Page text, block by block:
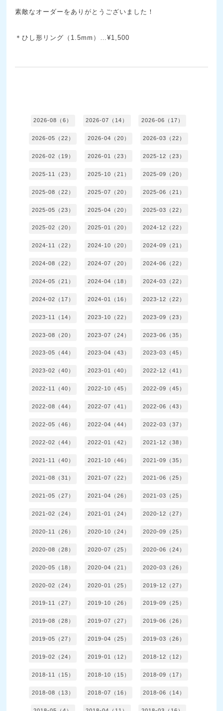
素敵なオーダーをありがとうございました！
＊ひし形リング（1.5mm）…¥1,500
2026-08（6） 2026-07（14） 2026-06（17）
2026-05（22） 2026-04（20） 2026-03（22）
2026-02（19） 2026-01（23） 2025-12（23）
2025-11（23） 2025-10（21） 2025-09（20）
2025-08（22） 2025-07（20） 2025-06（21）
2025-05（23） 2025-04（20） 2025-03（22）
2025-02（20） 2025-01（20） 2024-12（22）
2024-11（22） 2024-10（20） 2024-09（21）
2024-08（22） 2024-07（20） 2024-06（22）
2024-05（21） 2024-04（18） 2024-03（22）
2024-02（17） 2024-01（16） 2023-12（22）
2023-11（14） 2023-10（22） 2023-09（23）
2023-08（20） 2023-07（24） 2023-06（35）
2023-05（44） 2023-04（43） 2023-03（45）
2023-02（40） 2023-01（40） 2022-12（41）
2022-11（40） 2022-10（45） 2022-09（45）
2022-08（44） 2022-07（41） 2022-06（43）
2022-05（46） 2022-04（44） 2022-03（37）
2022-02（44） 2022-01（42） 2021-12（38）
2021-11（40） 2021-10（46） 2021-09（35）
2021-08（31） 2021-07（22） 2021-06（25）
2021-05（27） 2021-04（26） 2021-03（25）
2021-02（24） 2021-01（24） 2020-12（27）
2020-11（26） 2020-10（24） 2020-09（25）
2020-08（28） 2020-07（25） 2020-06（24）
2020-05（18） 2020-04（21） 2020-03（26）
2020-02（24） 2020-01（25） 2019-12（27）
2019-11（27） 2019-10（26） 2019-09（25）
2019-08（28） 2019-07（27） 2019-06（26）
2019-05（27） 2019-04（25） 2019-03（26）
2019-02（24） 2019-01（12） 2018-12（12）
2018-11（15） 2018-10（15） 2018-09（17）
2018-08（13） 2018-07（16） 2018-06（14）